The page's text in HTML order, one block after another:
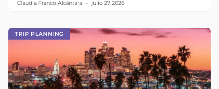
Claudia Franco Alcántara julio 27, 2026
TRIP PLANNING